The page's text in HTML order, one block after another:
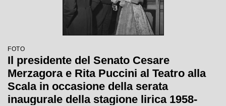
FOTO
Il presidente del Senato Cesare
Merzagora e Rita Puccini al Teatro alla
Scala in occasione della serata
inaugurale della stagione lirica 1958-